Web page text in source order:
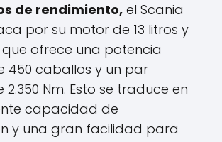
de rendimiento, el Scania
por su motor de 13 litros y
que ofrece una potencia
450 caballos y un par
2.350 Nm. Esto se traduce en
capacidad de
y una gran facilidad para